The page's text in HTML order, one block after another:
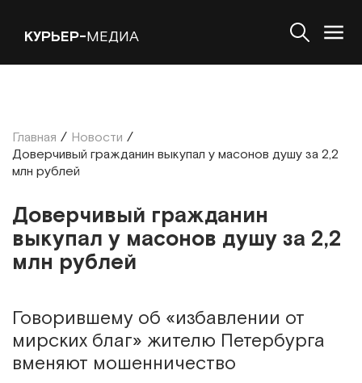
КУРЬЕР-МЕДИА
Главная / Новости /
Доверчивый гражданин выкупал у масонов душу за 2,2
млн рублей
Доверчивый гражданин
выкупал у масонов душу за 2,2
млн рублей
Говорившему об «избавлении от
мирских благ» жителю Петербурга
вменяют мошенничество